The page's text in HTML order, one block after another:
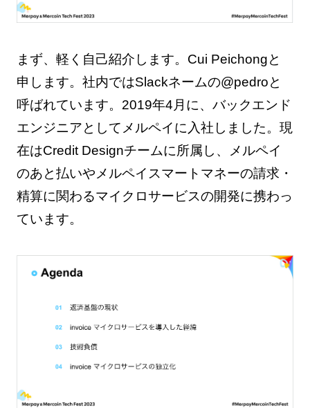
まず、軽く自己紹介します。Cui Peichongと
申します。社内ではSlackネームの@pedroと
呼ばれています。2019年4月に、バックエンド
エンジニアとしてメルペイに入社しました。現
在はCredit Designチームに所属し、メルペイ
のあと払いやメルペイスマートマネーの請求・
精算に関わるマイクロサービスの開発に携わっ
ています。